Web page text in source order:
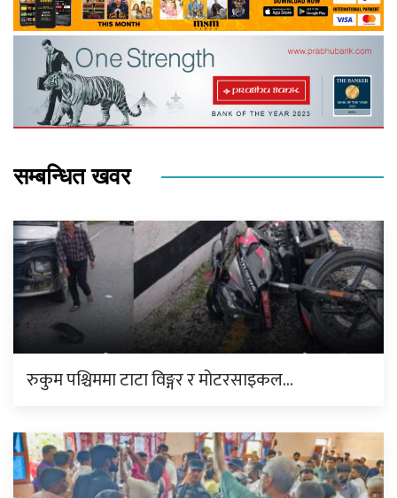
सम्बन्धित खवर
रुकुम पश्चिममा टाटा विङ्गर र मोटरसाइकल…